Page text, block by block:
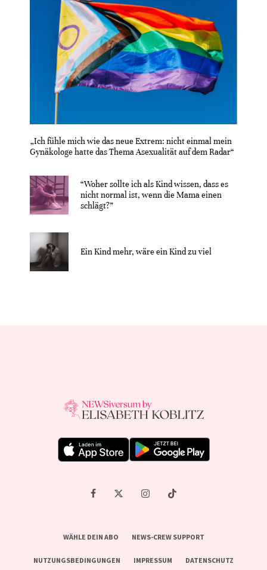
„Ich fühle mich wie das neue Extrem: nicht einmal mein
Gynäkologe hatte das Thema Asexualität auf dem Radar“
“Woher sollte ich als Kind wissen, dass es
nicht normal ist, wenn die Mama einen
schlägt?”
Ein Kind mehr, wäre ein Kind zu viel
WÄHLE DEIN ABO NEWS-CREW SUPPORT
NUTZUNGSBEDINGUNGEN IMPRESSUM DATENSCHUTZ